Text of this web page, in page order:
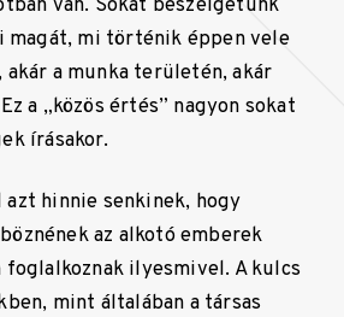
van. Sokat beszélgetünk
magát, mi történik éppen vele
akár a munka területén, akár
a „közös értés” nagyon sokat
írásakor.
azt hinnie senkinek, hogy
az alkotó emberek
foglalkoznak ilyesmivel. A kulcs
mint általában a társas